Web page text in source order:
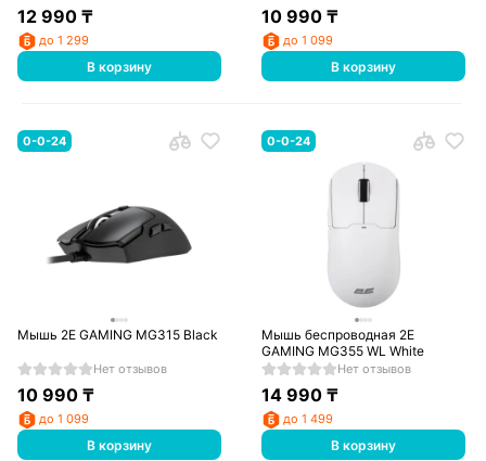
12 990₸
до 1 299
В корзину
10 990 ₸
до 1 099
В корзину
0-0-24
Мышь 2E GAMING MG315 Black
Нет отзывов
10 990₸
до 1 099
В корзину
0-0-24
Мышь беспроводная 2E
GAMING MG355 WL White
Нет отзывов
14 990 ₸
до 1 499
В корзину